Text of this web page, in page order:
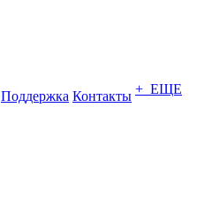
Поддержка Контакты + ЕЩЕ